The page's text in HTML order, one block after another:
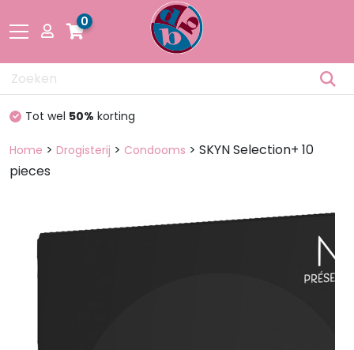
Drogisterij
Mode
0
Binnen 24 uur geleverd
Home > Drogisterij > Condooms > SKYN Selection+ 10
pieces